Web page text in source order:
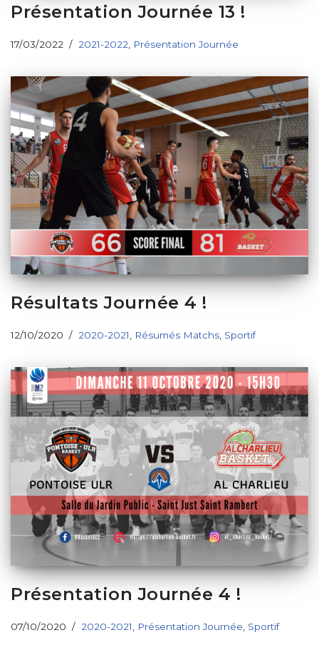
Présentation Journée 13 !
17/03/2022 2021-2022 Présentation Journée
Résultats Journée 4 !
12/10/2020 2020-2021, Résumés Matchs, Sportif
Présentation Journée 4 !
07/10/2020 2020-2021 Présentation Journée Sportif